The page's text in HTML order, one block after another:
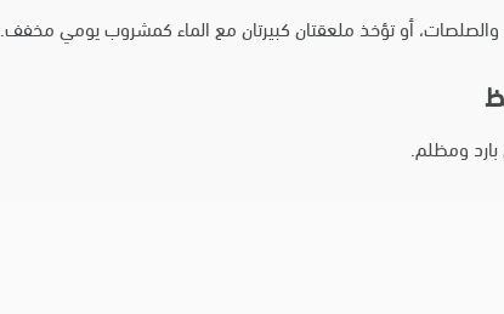
والصلصات، أو تؤخذ ملعقتان كبيرتان مع الماء كمشروب يومي مخفف.
ومظلم.